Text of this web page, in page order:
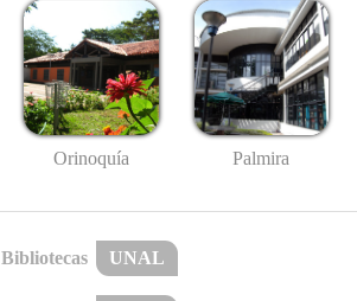
Orinoquía Palmira
Bibliotecas UNAL